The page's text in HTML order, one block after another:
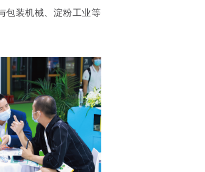
包装机械、淀粉工业等